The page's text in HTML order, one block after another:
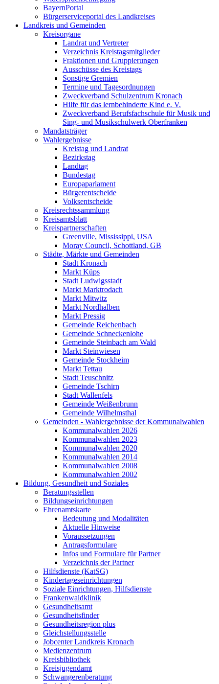
BayernPortal
Bürgerserviceportal des Landkreises
Landkreis und Gemeinden
Kreisorgane
Landrat und Vertreter
Verzeichnis Kreistagsmitglieder
Fraktionen und Gruppierungen
Ausschüsse des Kreistags
Sonstige Gremien
Termine und Tagesordnungen
Zweckverband Schulzentrum Kronach
Hilfe für das lernbehinderte Kind e. V.
Zweckverband Berufsfachschule für Musik und
Sing- und Musikschulwerk Oberfranken
Mandatsträger
Wahlergebnisse
Kreistag und Landrat
Bezirkstag
Landtag
Bundestag
Europaparlament
Bürgerentscheide
Volksentscheide
Kreisrechtssammlung
Kreisamtsblatt
Kreispartnerschaften
Greenville, Mississippi, USA
Moray Council, Schottland, GB
Städte, Märkte und Gemeinden
Stadt Kronach
Markt Küps
Stadt Ludwigsstadt
Markt Marktrodach
Markt Mitwitz
Markt Nordhalben
Markt Pressig
Gemeinde Reichenbach
Gemeinde Schneckenlohe
Gemeinde Steinbach am Wald
Markt Steinwiesen
Gemeinde Stockheim
Markt Tettau
Stadt Teuschnitz
Gemeinde Tschirn
Stadt Wallenfels
Gemeinde Weißenbrunn
Gemeinde Wilhelmsthal
Gemeinden - Wahlergebnisse der Kommunalwahlen
Kommunalwahlen 2026
Kommunalwahlen 2023
Kommunalwahlen 2020
Kommunalwahlen 2014
Kommunalwahlen 2008
Kommunalwahlen 2002
Bildung, Gesundheit und Soziales
Beratungsstellen
Bildungseinrichtungen
Ehrenamtskarte
Bedeutung und Modalitäten
Aktuelle Hinweise
Voraussetzungen
Antragsformulare
Infos und Formulare für Partner
Verzeichnis der Partner
Hilfsdienste (KatSG)
Kindertageseinrichtungen
Soziale Einrichtungen, Hilfsdienste
Frankenwaldklinik
Gesundheitsamt
Gesundheitsfinder
Gesundheitsregion plus
Gleichstellungsstelle
Jobcenter Landkreis Kronach
Medienzentrum
Kreisbibliothek
Kreisjugendamt
Schwangerenberatung